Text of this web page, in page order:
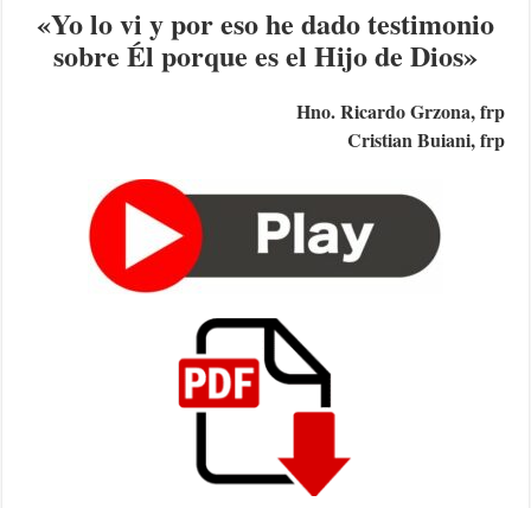
«Yo lo vi y por eso he dado testimonio
sobre Él porque es el Hijo de Dios»
Hno. Ricardo Grzona, frp
Cristian Buiani, frp